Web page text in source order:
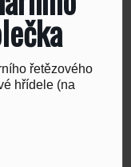
řetězového
hřídele (na